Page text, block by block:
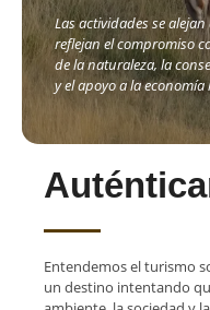
Las actividades se
reflejan el compromiso
de la naturaleza, la
y el apoyo a la economía
Entendemos el turismo
un destino intentando